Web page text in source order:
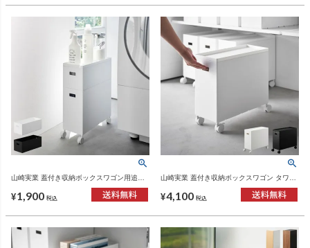
山崎実業 蓋付き収納ボックスワゴン用追加
タワーシリーズ
¥1,900 税込
山崎実業 蓋付き収納ボックスワゴン タワー
¥4,100 税込